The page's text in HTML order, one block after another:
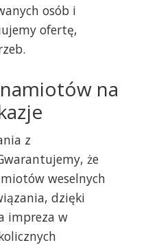
osób i
ofertę,
na
z
że
weselnych
dzięki
impreza w